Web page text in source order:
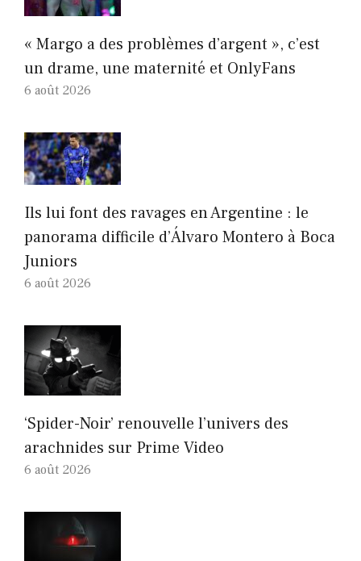
« Margo a des problèmes d’argent », c’est
un drame, une maternité et OnlyFans
6 août 2026
Ils lui font des ravages en Argentine : le
panorama difficile d’Álvaro Montero à Boca
Juniors
6 août 2026
‘Spider-Noir’ renouvelle l’univers des
arachnides sur Prime Video
6 août 2026